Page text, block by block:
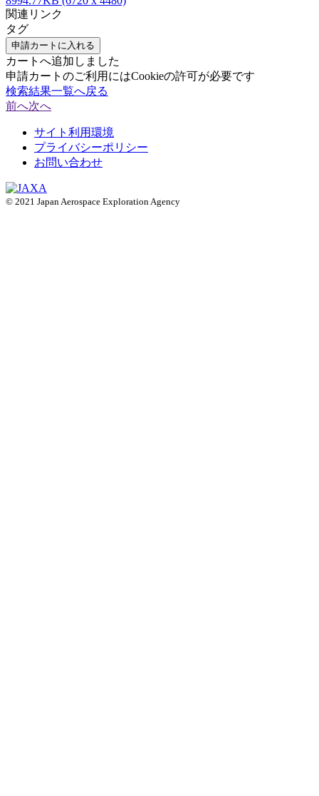
関連リンク
タグ
申請カートに入れる
カートへ追加しました
申請カートのご利用にはCookieの許可が必要です
検索結果一覧へ戻る
前へ次へ
サイト利用環境
プライバシーポリシー
お問い合わせ
© 2021 Japan Aerospace Exploration Agency